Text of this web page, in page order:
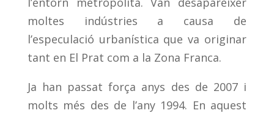
moltes indústries a causa de
l’especulació urbanística que va originar
tant en El Prat com a la Zona Franca.
Ja han passat força anys des de 2007 i
molts més des de l’any 1994. En aquest